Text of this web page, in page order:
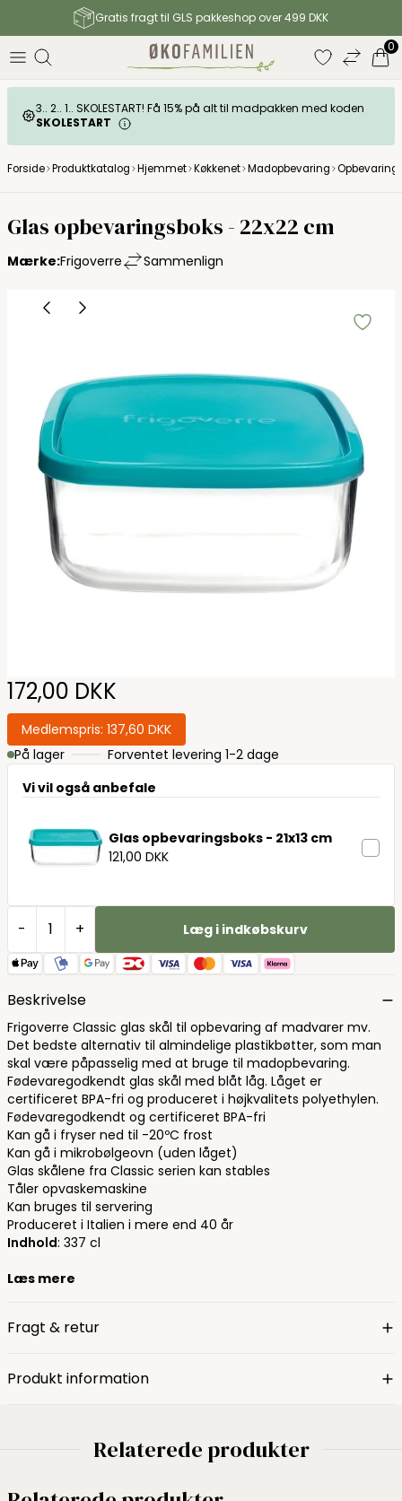
Gratis fragt til GLS pakkeshop over 499 DKK
0
3.. 2.. 1.. SKOLESTART! Få 15% på alt til madpakken med koden
SKOLESTART
Forside Produktkatalog Hjemmet Køkkenet Madopbevaring
Glas opbevaringsboks - 22x22 cm
Mærke:Frigoverre Sammenlign
172,00 DKK
Medlemspris: 137,60 DKK
På lager
Forventet levering 1-2 dage
Vi vil også anbefale
Glas opbevaringsboks - 21x13 cm
121,00 DKK
- + Læg i indkøbskurv
Beskrivelse
Frigoverre Classic glas skål til opbevaring af madvarer mv.
Det bedste alternativ til almindelige plastikbøtter, som man
skal være påpasselig med at bruge til madopbevaring.
Fødevaregodkendt glas skål med blåt låg. Låget er
certificeret BPA-fri og produceret i højkvalitets polyethylen.
Fødevaregodkendt og certificeret BPA-fri
Kan gå i fryser ned til -20ºC frost
Kan gå i mikrobølgeovn (uden låget)
Glas skålene fra Classic serien kan stables
Tåler opvaskemaskine
Kan bruges til servering
Produceret i Italien i mere end 40 år
Indhold: 337 cl
Læs mere
Fragt & retur
Produkt information
Relaterede produkter